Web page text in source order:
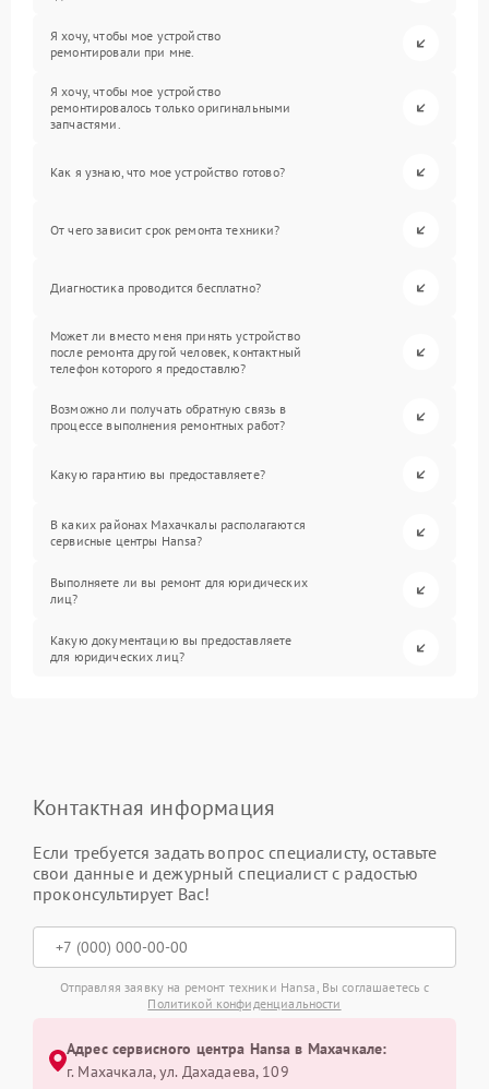
Я хочу, чтобы мое устройство
ремонтировали при мне.
Я хочу, чтобы мое устройство
ремонтировалось только оригинальными
запчастями.
Как я узнаю, что мое устройство готово?
От чего зависит срок ремонта техники?
Диагностика проводится бесплатно?
Может ли вместо меня принять устройство
после ремонта другой человек, контактный
телефон которого я предоставлю?
Возможно ли получать обратную связь в
процессе выполнения ремонтных работ?
Какую гарантию вы предоставляете?
В каких районах Махачкалы располагаются
сервисные центры Hansa?
Выполняете ли вы ремонт для юридических
лиц?
Какую документацию вы предоставляете
для юридических лиц?
Контактная информация
Если требуется задать вопрос специалисту, оставьте
свои данные и дежурный специалист с радостью
проконсультирует Вас!
Отправляя заявку на ремонт техники Hansa, Вы соглашаетесь с
Политикой конфиденциальности
Адрес сервисного центра Hansa в Махачкале:
г. Махачкала, ул. Дахадаева, 109